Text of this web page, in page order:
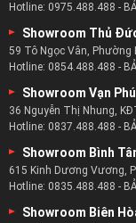
Hotline: 0975.488.488 -
Showroom Thủ
59 Tô Ngọc Vân, Phường
Hotline: 0854.488.488 -
Showroom Vạn
36 Nguyễn Thị Nhung,
Hotline: 0837.488.488 -
Showroom Bình
615 Kinh Dương Vương,
Hotline: 0835.488.488 -
Showroom Biên